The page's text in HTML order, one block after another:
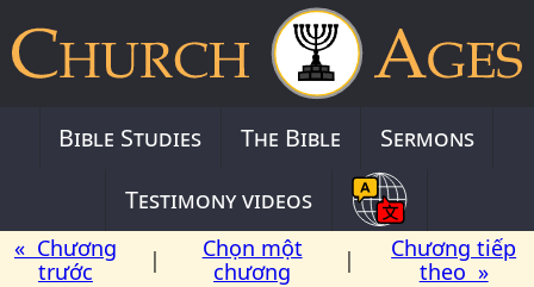
Bible Studies The Bible
Sermons
Testimony videos
« Chương
trước
|
Chọn một
chương
|
Chương tiếp
theo »